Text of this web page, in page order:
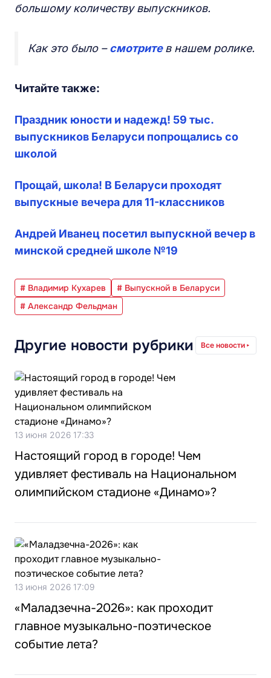
большому количеству выпускников.
Как это было –смотритев нашем ролике.
Читайте также:
Праздник юности и надежд! 59 тыс.
выпускников Беларуси попрощались со
школой
Прощай, школа! В Беларуси проходят
выпускные вечера для 11-классников
Андрей Иванец посетил выпускной вечер в
минской средней школе №19
# Владимир Кухарев
# Выпускной в Беларуси
# Александр Фельдман
Другие новости рубрики Все новости
13 июня 2026 17:33
Настоящий город в городе! Чем
удивляет фестиваль на Национальном
олимпийском стадионе «Динамо»?
13 июня 2026 17:09
«Маладзечна-2026»: как проходит
главное музыкально-поэтическое
событие лета?